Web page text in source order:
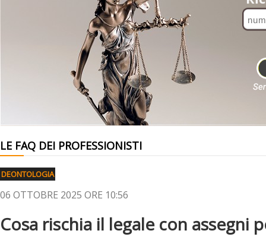
LE FAQ DEI PROFESSIONISTI
DEONTOLOGIA
06 OTTOBRE 2025 ORE 10:56
Cosa rischia il legale con assegni